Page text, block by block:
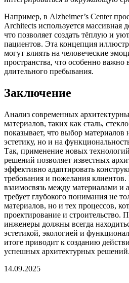
Например, в Alzheimer’s Center
Architects используется массивная
что позволяет создать тёплую и
пациентов. Эта концепция
могут влиять на человеческие
пространства, что особенно важно
длительного пребывания.
Заключение
Анализ современных
материалов, таких как сталь,
показывает, что выбор материалов
эстетику, но и на
Так, применение новых
решений позволяет известных
эффективно адаптировать
требования и пожелания
взаимосвязь между материалами и
требует глубокого понимания не
материалов, но и тех процессов,
проектирование и строительство.
инженеры должны всегда
эстетикой, экологией и
итоге приводит к созданию
успешных архитектурных решений.
14.09.2025